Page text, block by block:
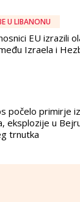
U LIBANONU
EU izrazili
Izraela i
počelo primirje
eksplozije u
trnutka